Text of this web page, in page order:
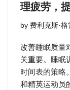
理疲劳，
by 费利克斯·格
改善睡眠质量
关重要。睡眠
时间表的策略
和精英运动员